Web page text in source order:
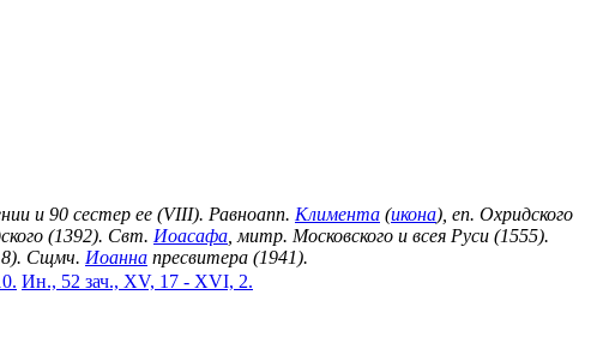
и 90 сестер ее (VIII). Равноапп. Климента (икона), еп. Охридского
(1392). Свт. Иоасафа , митр. Московского и всея Руси (1555).
Сщмч. Иоанна пресвитера (1941).
Ин., 52 зач., XV, 17 - XVI, 2.